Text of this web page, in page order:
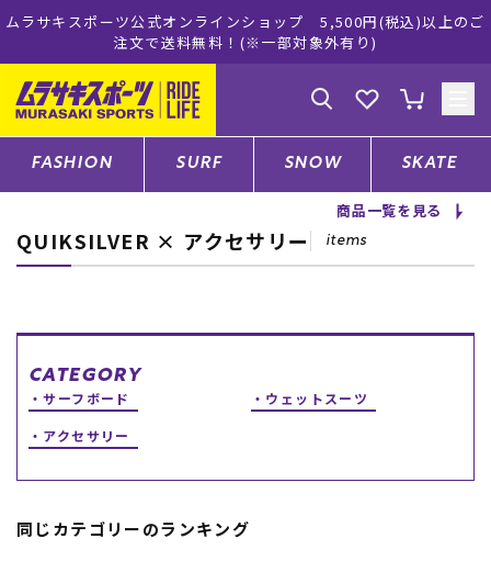
ラサキスポーツ公式オンラインショップ 5,500円(税込)以上のご
注文で送料無料！(※一部対象外有り)
ゲスト様
ログイン 会員登録
店舗一覧
CATEGORY
ファッションTOP
スノーTOP
FASHION SURF SNOW SKATE
商品一覧を見る
QUIKSILVER × アクセサリー items
CATEGORY
サーフボード
ウェットスーツ
アクセサリー
同じカテゴリーのランキング